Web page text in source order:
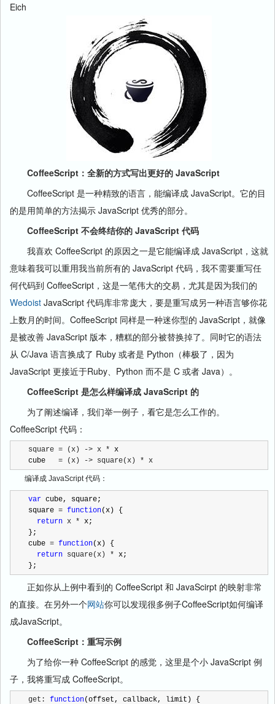
Eich
CoffeeScript：全新的方式写出更好的 JavaScript
CoffeeScript 是一种精致的语言，能编译成 JavaScript。它的目
的是用简单的方法揭示 JavaScript 优秀的部分。
CoffeeScript 不会终结你的 JavaScript 代码
我喜欢 CoffeeScript 的原因之一是它能编译成 JavaScript，这就
意味着我可以重用我当前所有的 JavaScript 代码，我不需要重写任
何代码到 CoffeeScript，这是一笔伟大的交易，尤其是因为我们的
Wedoist JavaScript 代码库非常庞大，要是重写成另一种语言够你花
上数月的时间。CoffeeScript 同样是一种迷你型的 JavaScript，就像
是被改善 JavaScript 版本，糟糕的部分被替换掉了。同时它的语法
从 C/Java 语言换成了 Ruby 或者是 Python（棒极了，因为
JavaScript 更接近于Ruby、Python 而不是 C 或者 Java）。
CoffeeScript 是怎么样编译成 JavaScript 的
为了阐述编译，我们举一例子，看它是怎么工作的。
CoffeeScript 代码：
square = (x) -> x * x
cube = (x) -> square(x) * x
编译成 JavaScript 代码：
var cube, square;
square = function(x) {
return x * x;
};
cube = function(x) {
return square(x) * x;
};
正如你从上例中看到的 CoffeeScript 和 JavaScirpt 的映射非常
的直接。在另外一个网站你可以发现很多例子CoffeeScript如何编译
成JavaScript。
CoffeeScript：重写示例
为了给你一种 CoffeeScript 的感觉，这里是个小 JavaScript 例
子，我将重写成 CoffeeScript。
get: function(offset, callback, limit) {